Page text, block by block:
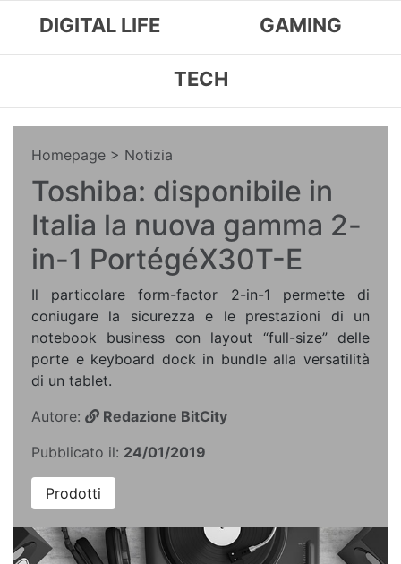
DIGITAL LIFE GAMING
TECH
Homepage > Notizia
Toshiba: disponibile in
Italia la nuova gamma 2-
in-1 PortégéX30T-E
Il particolare form-factor 2-in-1 permette di
coniugare la sicurezza e le prestazioni di un
notebook business con layout “full-size” delle
porte e keyboard dock in bundle alla versatilità
di un tablet.
Autore:
Redazione BitCity
Pubblicato il: 24/01/2019
Prodotti